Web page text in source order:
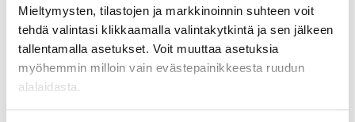
Mieltymysten, tilastojen ja markkinoinnin suhteen voit
tehdä valintasi klikkaamalla valintakytkintä ja sen jälkeen
tallentamalla asetukset. Voit muuttaa asetuksia
myöhemmin milloin vain evästepainikkeesta ruudun
alalaidasta.
Sijainti
Päivärannan päiväkoti, Tuomikuja 4